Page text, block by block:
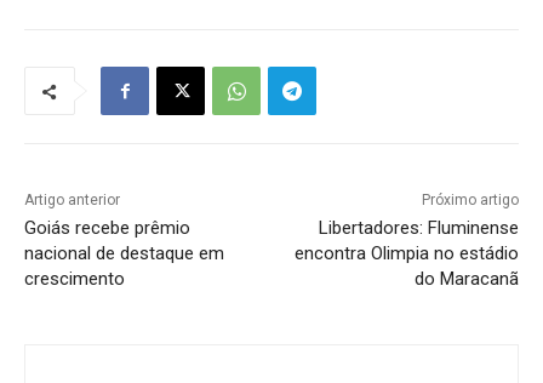
Artigo anterior
Goiás recebe prêmio
nacional de destaque em
crescimento
Próximo artigo
Libertadores: Fluminense
encontra Olimpia no estádio
do Maracanã